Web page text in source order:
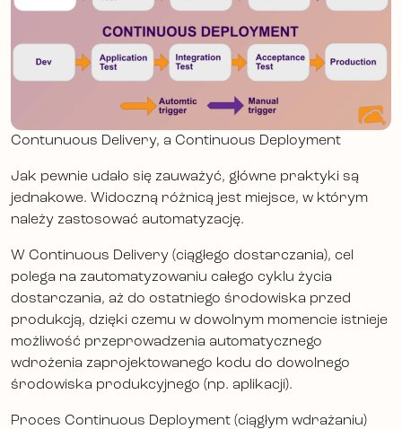
Contunuous Delivery, a Continuous Deployment
Jak pewnie udało się zauważyć, główne praktyki są
jednakowe. Widoczną różnicą jest miejsce, w którym
należy zastosować automatyzację.
W Continuous Delivery (ciągłego dostarczania), cel
polega na zautomatyzowaniu całego cyklu życia
dostarczania, aż do ostatniego środowiska przed
produkcją, dzięki czemu w dowolnym momencie istnieje
możliwość przeprowadzenia automatycznego
wdrożenia zaprojektowanego kodu do dowolnego
środowiska produkcyjnego (np. aplikacji).
Proces Continuous Deployment (ciągłym wdrażaniu)